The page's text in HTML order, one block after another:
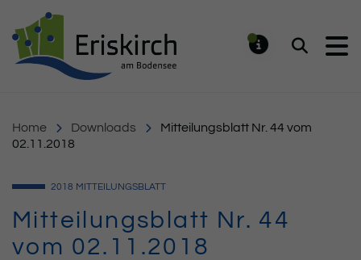
Suchen
Home Downloads
Mitteilungsblatt Nr. 44 vom
02.11.2018
2018 MITTEILUNGSBLATT
Mitteilungsblatt Nr. 44
vom 02.11.2018